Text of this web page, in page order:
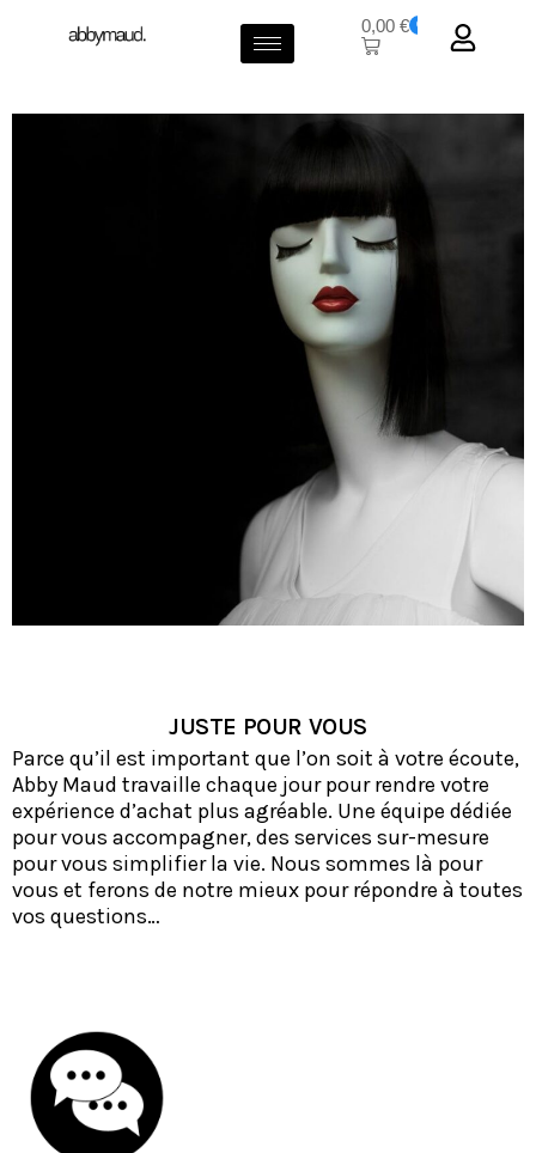
0,00 € 0
JUSTE POUR VOUS
Parce qu’il est important que l’on soit à votre écoute,
Abby Maud travaille chaque jour pour rendre votre
expérience d’achat plus agréable. Une équipe dédiée
pour vous accompagner, des services sur-mesure
pour vous simplifier la vie. Nous sommes là pour
vous et ferons de notre mieux pour répondre à toutes
vos questions…